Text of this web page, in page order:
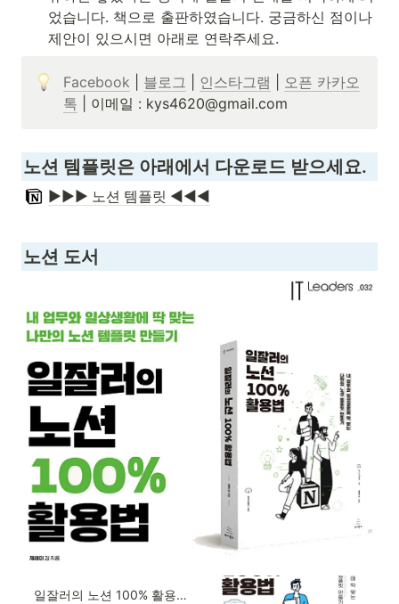
었습니다. 책으로 출판하였습니다. 궁금하신 점이나
제안이 있으시면 아래로 연락주세요.
Facebook 블로그 인스타그램
오픈 카카오
톡 | 이메일 : kys4620@gmail.com
노션 템플릿은 아래에서 다운로드 받으세요.
▶️▶️▶️ 노션 템플릿 ◀️◀️◀️
노션 도서
일잘러의 노션 100% 활용법 - YES24